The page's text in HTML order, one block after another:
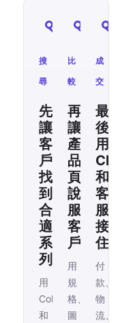
搜
尋
先
讓
客
戶
找
到
合
適
系
列
用
Collection
和
比
較
再
讓
產
品
頁
說
服
客
戶
用
規
格、
圖
成
交
最
後
用
和
客
服
接
住
付
款、
物
流、